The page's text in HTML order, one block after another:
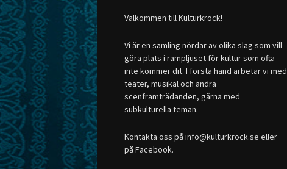
Välkommen till Kulturkrock!
Vi är en samling nördar av olika slag som vill
göra plats i rampljuset för kultur som ofta
inte kommer dit. I första hand arbetar vi med
teater, musikal och andra
scenframträdanden, gärna med
subkulturella teman.
Kontakta oss på info@kulturkrock.se eller
på Facebook.